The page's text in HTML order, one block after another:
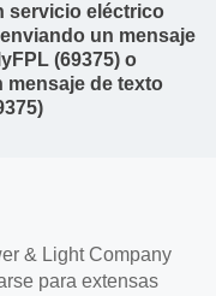
servicio eléctrico
un mensaje
(69375) o
mensaje de texto
& Light Company
para extensas